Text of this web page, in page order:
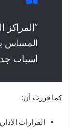
“المراكز
المساس
أسباب
كما قررت أن:
القرارات